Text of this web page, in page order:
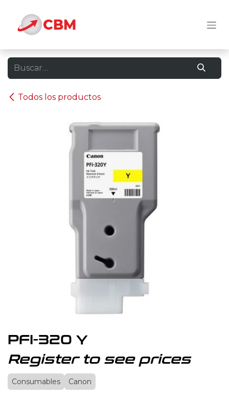
Todos los productos
PFI-320 Y
Register to see prices
Consumables Canon